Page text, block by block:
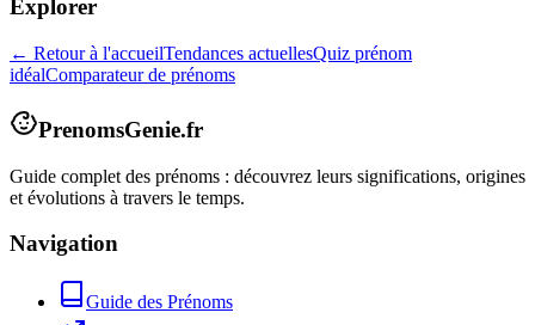
Explorer
← Retour à l'accueilTendances actuellesQuiz prénom
idéalComparateur de prénoms
PrenomsGenie.fr
Guide complet des prénoms : découvrez leurs significations, origines
et évolutions à travers le temps.
Navigation
Guide des Prénoms